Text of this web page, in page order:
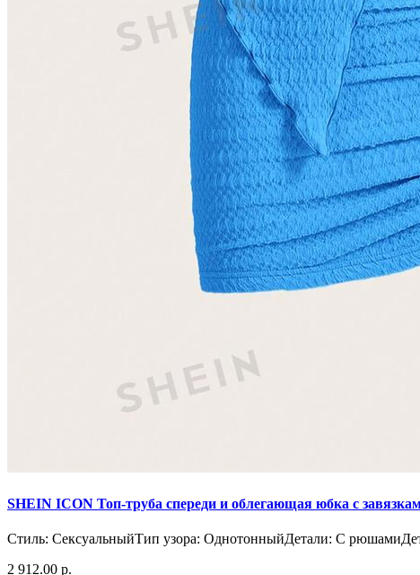
SHEIN ICON Топ-труба спереди и облегающая юбка с
Стиль: СексуальныйТип узора: ОднотонныйДетали: С
2 912.00 р.